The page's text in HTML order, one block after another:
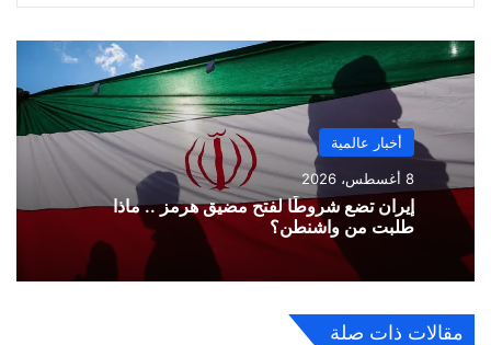
أخبار عالمية
8 أغسطس، 2026
إيران تضع شروطًا لفتح مضيق هرمز .. ماذا
طلبت من واشنطن؟
مقالات ذات صلة